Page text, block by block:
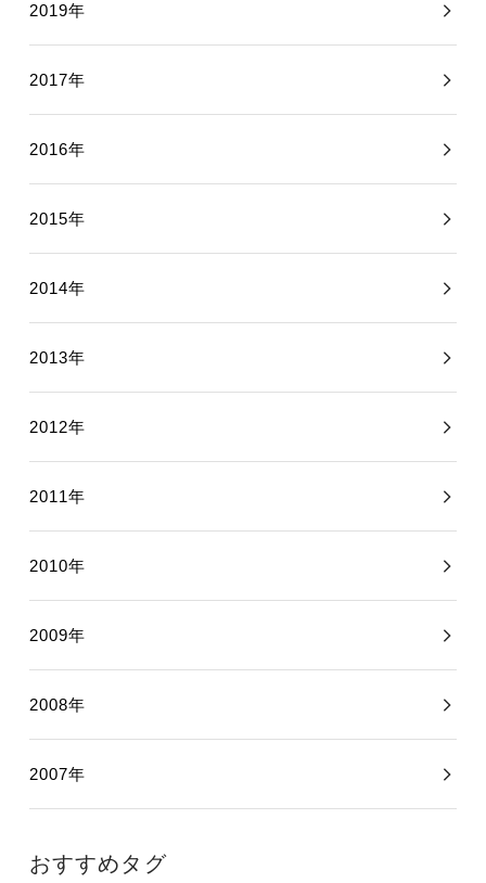
2019年
2017年
2016年
2015年
2014年
2013年
2012年
2011年
2010年
2009年
2008年
2007年
おすすめタグ